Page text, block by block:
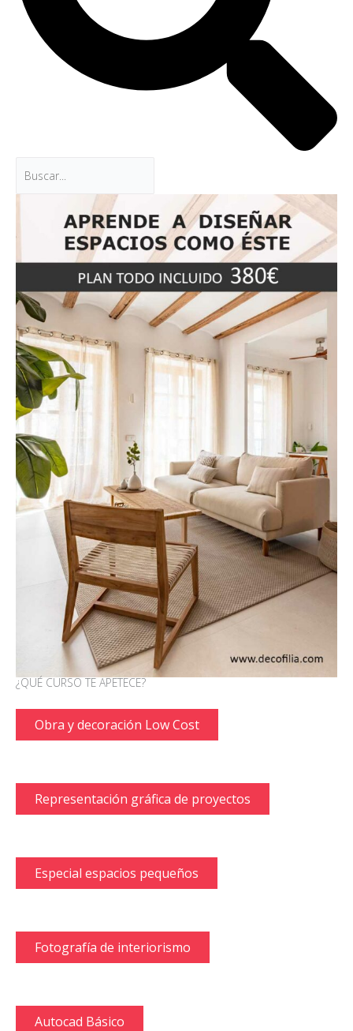
¿QUÉ CURSO TE APETECE?
Obra y decoración Low Cost
Representación gráfica de proyectos
Especial espacios pequeños
Fotografía de interiorismo
Autocad Básico